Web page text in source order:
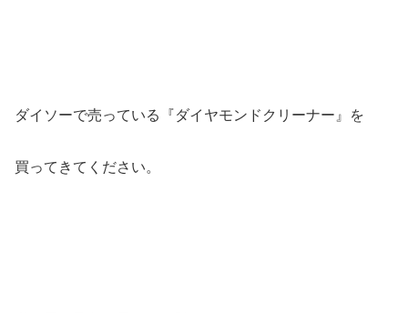
ダイソーで売っている『ダイヤモンドクリーナー』を
買ってきてください。